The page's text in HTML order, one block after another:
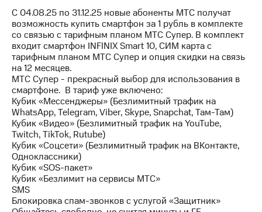
Семейная
группа
Заказать
SIM-
карту
Оформить
eSIM
SIM-
карта
для
иностранцев
Оформить
номер
RED,
РИИЛ
и МТС
Супер
дешевле
при
оплате
с карты
МТС
Деньги
Выберите
и подключите
ТВ
с выгодным
тарифом
Тарифы
С 04.08.25 по 31.12.25 новые абоненты МТС получат
возможность купить смартфон за 1 рубль в комплекте
со связью с тарифным планом МТС Супер. В комплект
входит смартфон INFINIX Smart 10, СИМ карта с
тарифным планом МТС Супер и опция скидки на связь
на 12 месяцев.
МТС Супер - прекрасный выбор для использования в
смартфоне. В тариф уже включено:
Кубик «Мессенджеры» (Безлимитный трафик на
WhatsApp, Telegram, Viber, Skype, Snapchat, Там-Там)
Кубик «Видео» (Безлимитный трафик на YouTube,
Twitch, TikTok, Rutube)
Кубик «Соцсети» (Безлимитный трафик на ВКонтакте,
Одноклассники)
Кубик «SOS-пакет»
Кубик «Безлимит на сервисы МТС»
SMS
Блокировка спам-звонков с услугой «Защитник»